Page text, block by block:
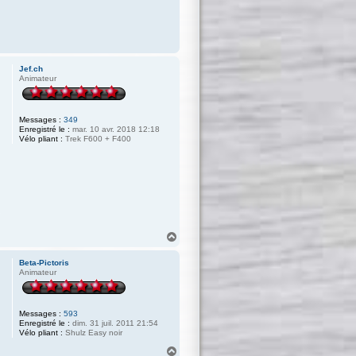
Jef.ch
Animateur
Messages : 349
Enregistré le : mar. 10 avr. 2018 12:18
Vélo pliant : Trek F600 + F400
Beta-Pictoris
Animateur
Messages : 593
Enregistré le : dim. 31 juil. 2011 21:54
Vélo pliant : Shulz Easy noir